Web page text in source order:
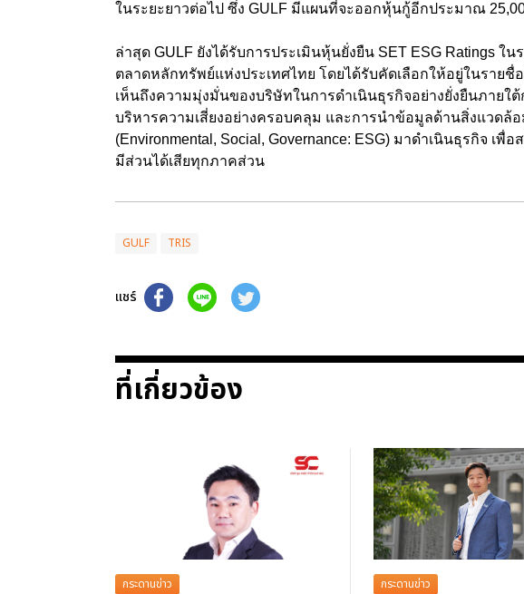
ในระยะยาวต่อไป ซึ่ง GULF มีแผนที่จะออกหุ้นกู้อีกประมาณ
ล่าสุด GULF ยังได้รับการประเมินหุ้นยั่งยืน SET ESG Ratings ใน
ตลาดหลักทรัพย์แห่งประเทศไทย โดยได้รับคัดเลือกให้อยู่ในรายชื่
เห็นถึงความมุ่งมั่นของบริษัทในการดำเนินธุรกิจอย่างยั่งยืนภายใ
บริหารความเสี่ยงอย่างครอบคลุม และการนำข้อมูลด้านสิ่งแวดล้
(Environmental, Social, Governance: ESG) มาดำเนินธุรกิจ เ
มีส่วนได้เสียทุกภาคส่วน
GULF TRIS
แชร์
ที่เกี่ยวข้อง
กระดานข่าว กระดานข่าว